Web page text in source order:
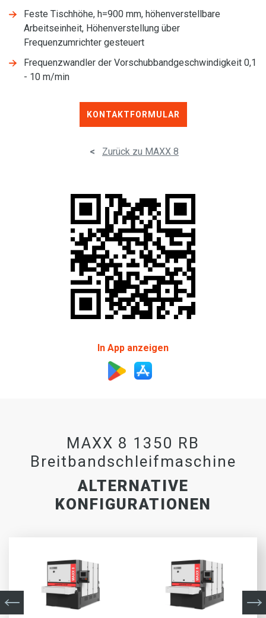
Feste Tischhöhe, h=900 mm, höhenverstellbare
Arbeitseinheit, Höhenverstellung über
Frequenzumrichter gesteuert
Frequenzwandler der Vorschubbandgeschwindigkeit 0,1
- 10 m/min
KONTAKTFORMULAR
< Zurück zu MAXX 8
In App anzeigen
MAXX 8 1350 RB
Breitbandschleifmaschine
ALTERNATIVE
KONFIGURATIONEN